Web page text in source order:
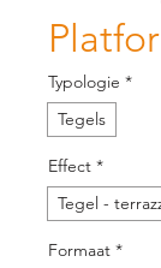
Typologie *
Tegels
Effect *
Tegel -
Formaat *